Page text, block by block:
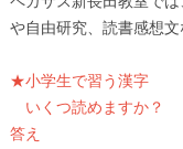
や自由研究、読書感想文
★小学生で習う漢字
いくつ読めますか？
答え